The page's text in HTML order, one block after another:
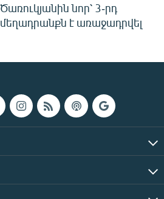
Ծառուկյանին նոր՝ 3-րդ
մեղադրանքն է առաջադրվել